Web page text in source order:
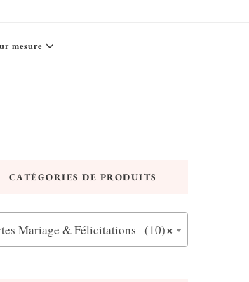
mesure
CATÉGORIES DE PRODUITS
×
Mariage & Félicitations (10)